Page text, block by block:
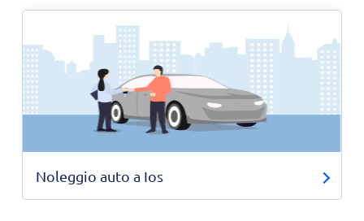
Noleggio auto a Ios